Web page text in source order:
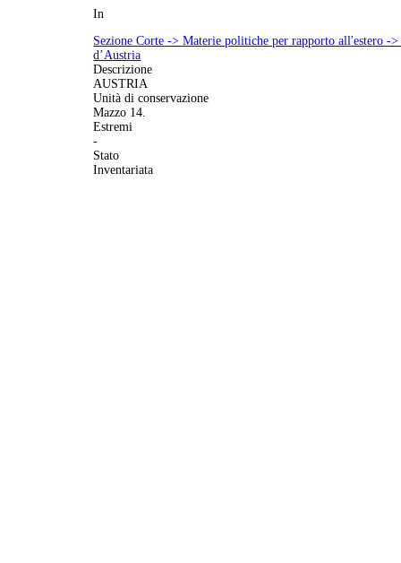
In
Sezione Corte -> Materie politiche per rapporto all'estero
d’Austria
Descrizione
AUSTRIA
Unità di conservazione
Mazzo 14.
Estremi
-
Stato
Inventariata